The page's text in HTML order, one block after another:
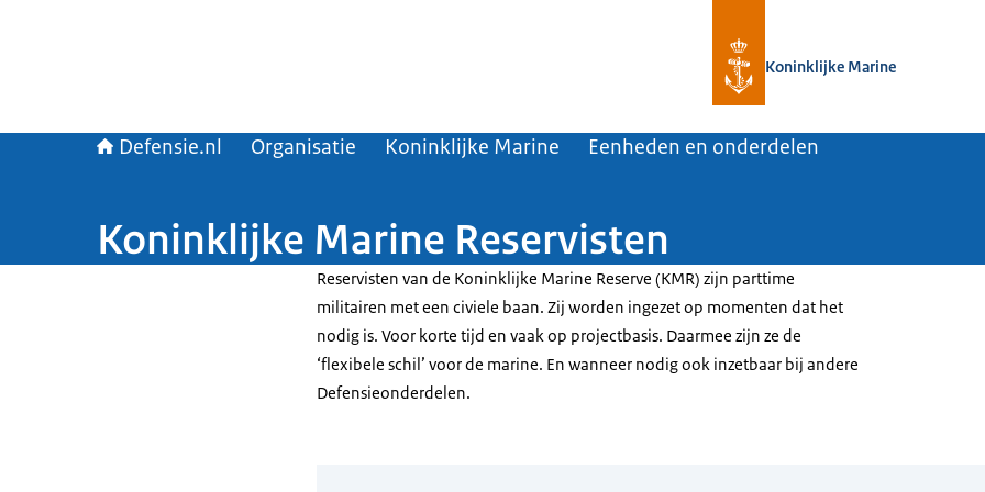
Koninklijke Marine
Defensie.nl Organisatie Koninklijke Marine Eenheden en onderdelen
Koninklijke Marine Reservisten
Reservisten van de Koninklijke Marine Reserve (KMR) zijn parttime
militairen met een civiele baan. Zij worden ingezet op momenten dat het
nodig is. Voor korte tijd en vaak op projectbasis. Daarmee zijn ze de
‘flexibele schil’ voor de marine. En wanneer nodig ook inzetbaar bij andere
Defensieonderdelen.